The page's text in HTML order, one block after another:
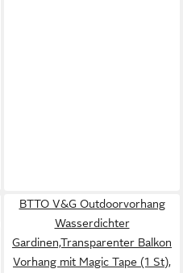
BTTO V&G Outdoorvorhang
Wasserdichter
Gardinen,Transparenter Balkon
Vorhang mit Magic Tape (1 St),